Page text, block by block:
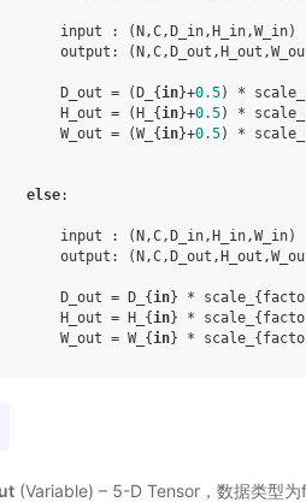
input : ( N ,C, D_in, H_in,W_in)
output : ( N ,C, D_out , H_out ,
D_out = ( D_ {in}+0.5) * scale_
H_out = ( H_ {in}+0.5) * scale_
W_out = (W_ {in}+0.5) * scale_
else:
input : ( N ,C, D_in, H_in,W_in)
output : ( N ,C, D_out , H_out ,
D_out = D_ {in} * scale_ {
H_out = H_ {in} * scale_ {
W_out = W_ {in} * scale_ {
(Variable) – 5-D Tensor，数据类型